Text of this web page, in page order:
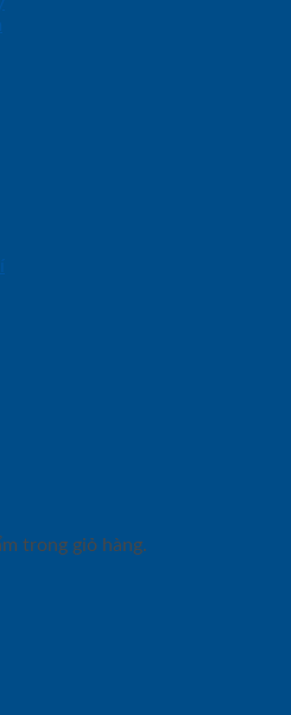
trong giỏ hàng.